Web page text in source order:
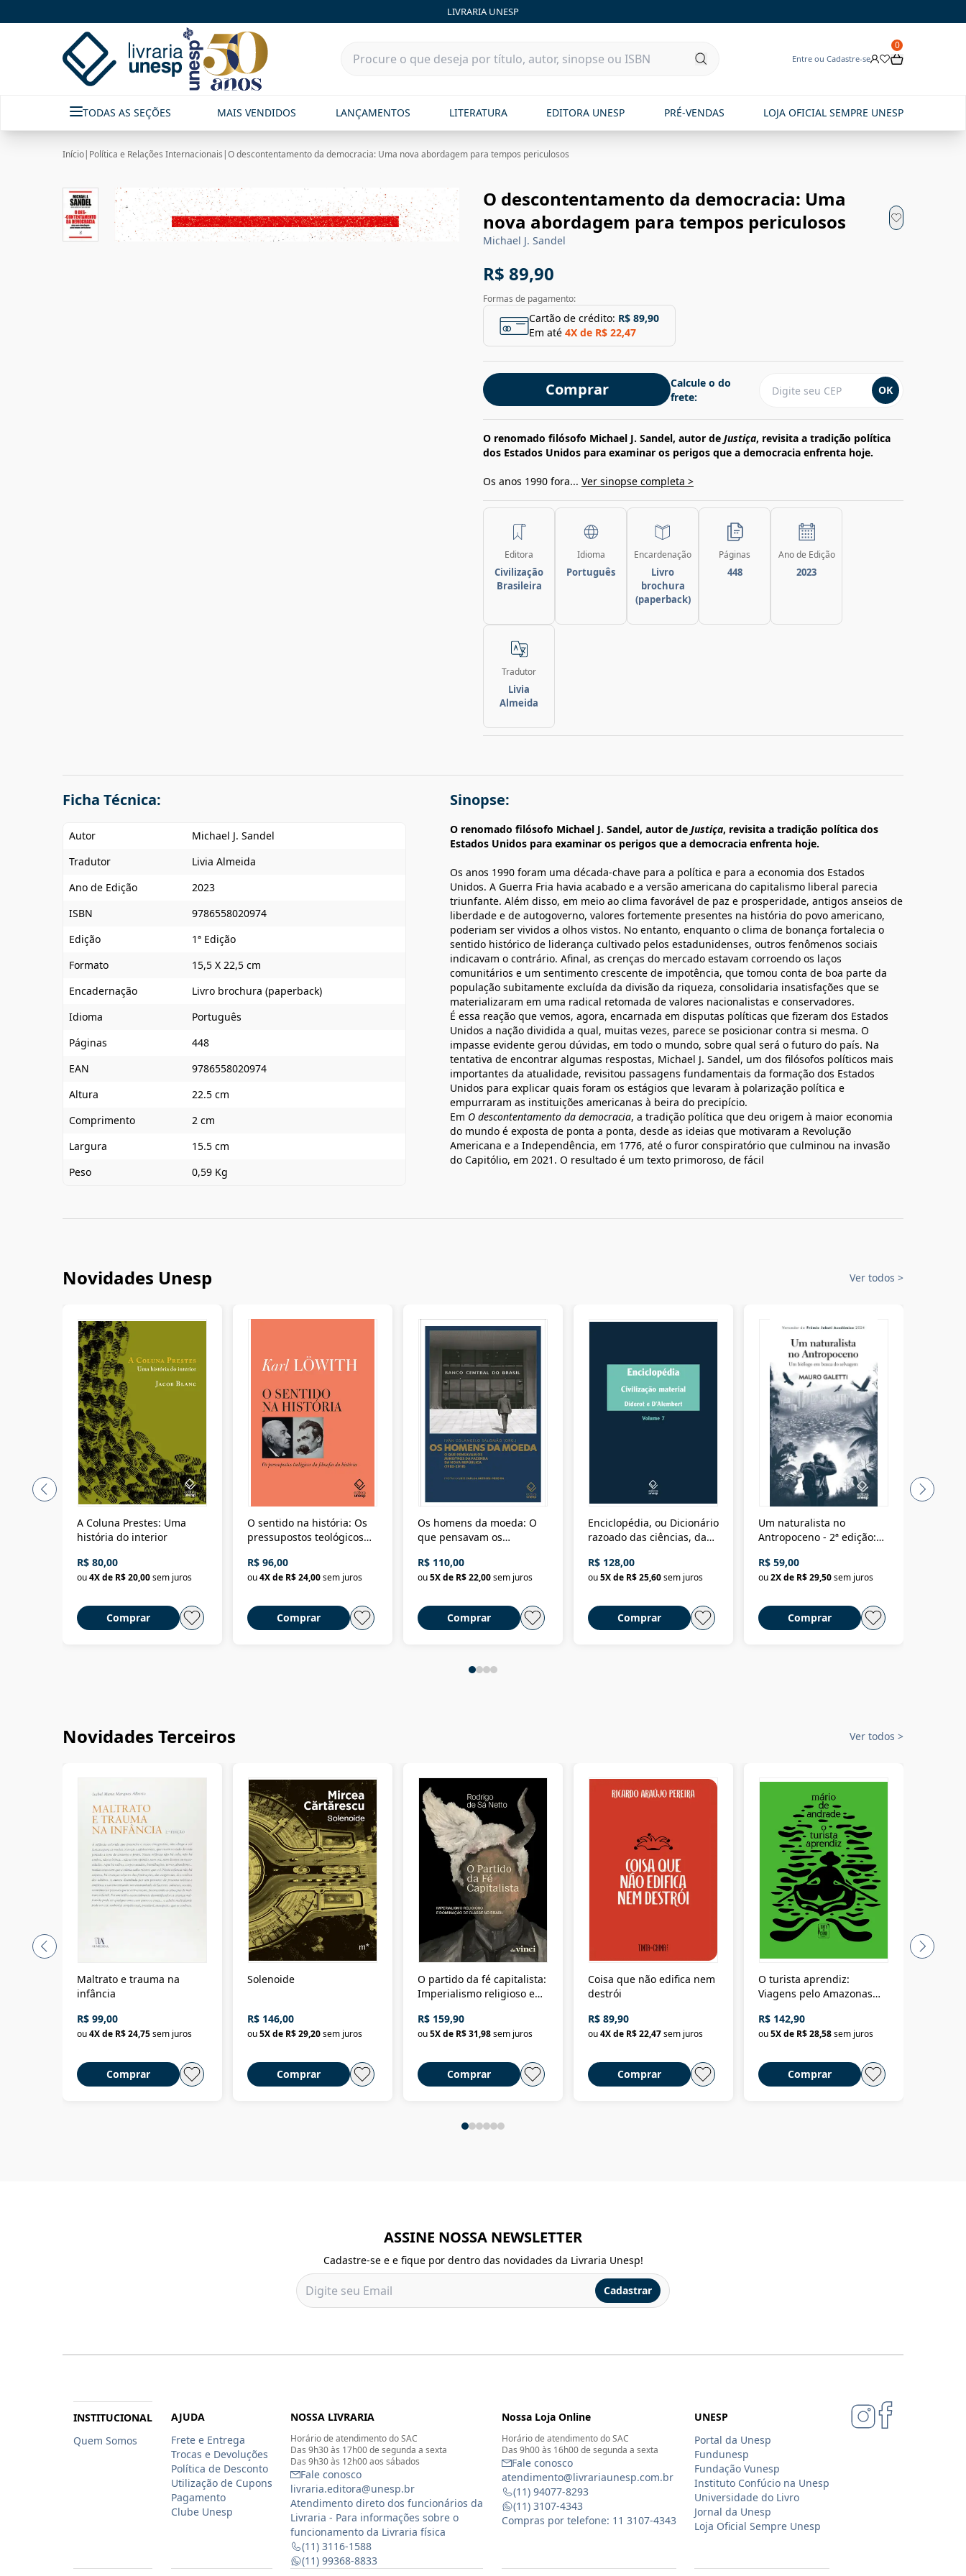
LIVRARIA UNESP
Entre ou Cadastre-se
0
TODAS AS SEÇÕES MAIS VENDIDOS LANÇAMENTOS LITERATURA EDITORA UNESP PRÉ-VENDAS LOJA OFICIAL SEMPRE UNESP
Início| Política e Relações Internacionais |O descontentamento da democracia: Uma nova abordagem para tempos periculosos
O descontentamento da democracia: Uma
nova abordagem para tempos periculosos
Michael J. Sandel
R$ 89,90
Formas de pagamento:
Cartão de crédito: R$ 89,90
Em até 4X de R$ 22,47
Comprar
Calcule o do
frete:
OK
O renomado filósofo Michael J. Sandel, autor de Justiça, revisita a tradição política
dos Estados Unidos para examinar os perigos que a democracia enfrenta hoje.
Os anos 1990 fora... Ver sinopse completa >
Editora
Civilização
Brasileira
Idioma
Português
Encardenação
Livro
brochura
(paperback)
Páginas
448
Ano de Edição
2023
Tradutor
Livia
Almeida
Ficha Técnica:
Autor
Michael J. Sandel
Tradutor
Livia Almeida
Ano de Edição
2023
ISBN
9786558020974
Edição
1ª Edição
Formato
15,5 X 22,5 cm
Encadernação
Livro brochura (paperback)
Idioma
Português
Páginas
448
EAN
9786558020974
Altura
22.5 cm
Comprimento
2 cm
Largura
15.5 cm
Peso
0,59 Kg
Sinopse:
O renomado filósofo Michael J. Sandel, autor de Justiça, revisita a tradição política dos
Estados Unidos para examinar os perigos que a democracia enfrenta hoje.
Os anos 1990 foram uma década-chave para a política e para a economia dos Estados
Unidos. A Guerra Fria havia acabado e a versão americana do capitalismo liberal parecia
triunfante. Além disso, em meio ao clima favorável de paz e prosperidade, antigos anseios de
liberdade e de autogoverno, valores fortemente presentes na história do povo americano,
poderiam ser vividos a olhos vistos. No entanto, enquanto o clima de bonança fortalecia o
sentido histórico de liderança cultivado pelos estadunidenses, outros fenômenos sociais
indicavam o contrário. Afinal, as crenças do mercado estavam corroendo os laços
comunitários e um sentimento crescente de impotência, que tomou conta de boa parte da
população subitamente excluída da divisão da riqueza, consolidaria insatisfações que se
materializaram em uma radical retomada de valores nacionalistas e conservadores.
É essa reação que vemos, agora, encarnada em disputas políticas que fizeram dos Estados
Unidos a nação dividida a qual, muitas vezes, parece se posicionar contra si mesma. O
impasse evidente gerou dúvidas, em todo o mundo, sobre qual será o futuro do país. Na
tentativa de encontrar algumas respostas, Michael J. Sandel, um dos filósofos políticos mais
importantes da atualidade, revisitou passagens fundamentais da formação dos Estados
Unidos para explicar quais foram os estágios que levaram à polarização política e
empurraram as instituições americanas à beira do precipício.
Em O descontentamento da democracia, a tradição política que deu origem à maior economia
do mundo é exposta de ponta a ponta, desde as ideias que motivaram a Revolução
Americana e a Independência, em 1776, até o furor conspiratório que culminou na invasão
do Capitólio, em 2021. O resultado é um texto primoroso, de fácil
Novidades Unesp Ver todos >
A Coluna Prestes: Uma
história do interior
R$ 80,00
ou4X de R$ 20,00sem juros
Comprar
O sentido na história: Os
pressupostos teológicos
R$ 96,00
ou4X de R$ 24,00sem juros
Comprar
Os homens da moeda: O
que pensavam os
Nova República (1985-
2018)
R$ 110,00
ou5X de R$ 22,00sem juros
Comprar
Enciclopédia, ou Dicionário
razoado das ciências, das
Civilização material
R$ 128,00
ou5X de R$ 25,60sem juros
Comprar
Um naturalista no
Antropoceno - 2ª edição:
selvagem
R$ 59,00
ou2X de R$ 29,50sem juros
Comprar
Novidades Terceiros Ver todos >
Maltrato e trauma na
infância
R$ 99,00
ou4X de R$ 24,75sem juros
Comprar
Solenoide
R$ 146,00
ou5X de R$ 29,20sem juros
Comprar
O partido da fé capitalista:
Imperialismo religioso e
Brasil
R$ 159,90
ou5X de R$ 31,98sem juros
Comprar
Coisa que não edifica nem
destrói
R$ 89,90
ou4X de R$ 22,47sem juros
Comprar
O turista aprendiz:
Viagens pelo Amazonas
até a Bolívia e por Marajó
até dizer chega
R$ 142,90
ou5X de R$ 28,58sem juros
Comprar
ASSINE NOSSA NEWSLETTER
Cadastre-se e e fique por dentro das novidades da Livraria Unesp!
Cadastrar
INSTITUCIONAL
Quem Somos
AJUDA
Frete e Entrega
Trocas e Devoluções
Política de Desconto
Utilização de Cupons
Pagamento
Clube Unesp
NOSSA LIVRARIA
Horário de atendimento do SAC
Das 9h30 às 17h00 de segunda a sexta
Das 9h30 às 12h00 aos sábados
Fale conosco
livraria.editora@unesp.br
Atendimento direto dos funcionários da
Livraria - Para informações sobre o
funcionamento da Livraria física
(11) 3116-1588
(11) 99368-8833
Nossa Loja Online
Horário de atendimento do SAC
Das 9h00 às 16h00 de segunda a sexta
Fale conosco
atendimento@livrariaunesp.com.br
(11) 94077-8293
(11) 3107-4343
Compras por telefone: 11 3107-4343
UNESP
Portal da Unesp
Fundunesp
Fundação Vunesp
Instituto Confúcio na Unesp
Universidade do Livro
Jornal da Unesp
Loja Oficial Sempre Unesp